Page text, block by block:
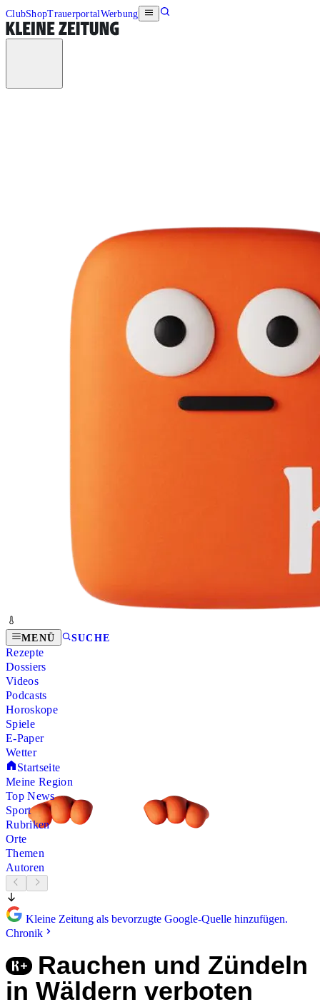
ClubShopTrauerportalWerbung
MENÜ SUCHE
Rezepte
Dossiers
Videos
Podcasts
Horoskope
Spiele
E-Paper
Wetter
Startseite
Meine Region
Top News
Sport
Rubriken
Orte
Themen
Autoren
Kleine Zeitung als bevorzugte Google-Quelle hinzufügen.
Chronik
Rauchen und Zündeln
in Wäldern verboten